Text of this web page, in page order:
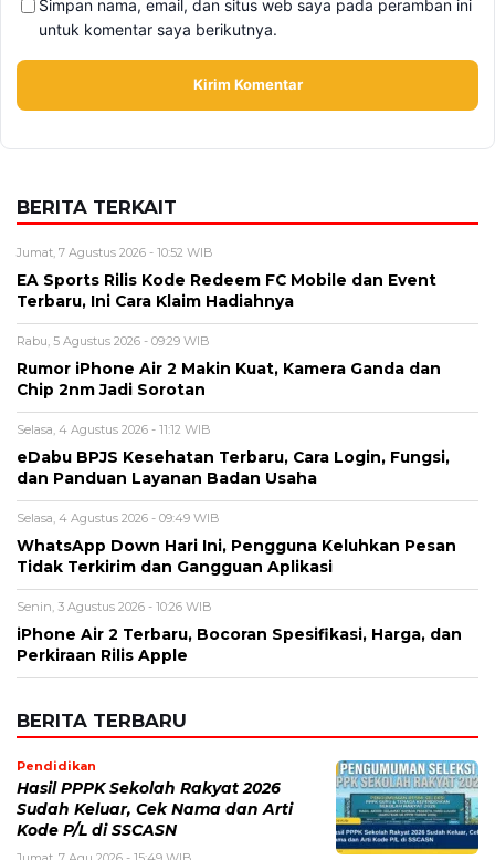
Alamat email tidak akan dipublikasikan. Kolom wajib ditandai *.
Komentar*
Nama*
Simpan nama, email, dan situs web saya pada peramban ini
untuk komentar saya berikutnya.